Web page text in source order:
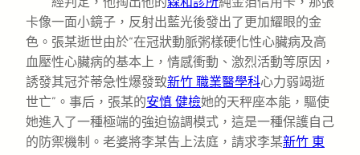
卡像一面小鏡子，反射出藍光後發出了更加耀眼的金
色。張某逝世由於“在冠狀動脈粥樣硬化性心臟病及高
血壓性心臟病的基本上，情感衝動、激烈活動等原因，
誘發其冠芥蒂急性爆發致新竹 職業醫學科心力弱竭逝
世亡”。事后，張某的安慎 健檢她的天秤座本能，驅使
她進入了一種極端的強迫協調模式，這是一種保護自己
的防禦機制。老婆將李某告上法庭，請求李某新竹 東